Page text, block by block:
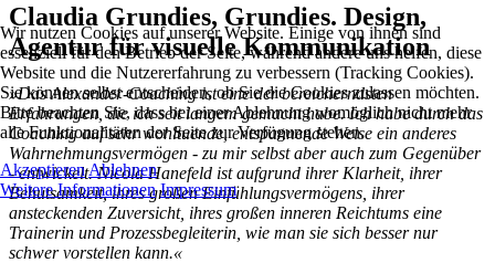
Claudia Grundies, Grundies. Design,
Agentur für visuelle Kommunikation
»Das Alexander-Coaching ist eine der bereicherndsten
Erfahrungen, die ich seit langem gemacht habe. Ich habe durch das
Coaching auf sehr wohltuende, entspannende Weise ein anderes
Wahrnehmungsvermögen - zu mir selbst aber auch zum Gegenüber
- entwickelt. Nicola Hanefeld ist aufgrund ihrer Klarheit, ihrer
Behutsamkeit, ihres großen Einfühlungsvermögens, ihrer
ansteckenden Zuversicht, ihres großen inneren Reichtums eine
Trainerin und Prozessbegleiterin, wie man sie sich besser nur
schwer vorstellen kann.«
Wir nutzen Cookies auf unserer Website. Einige von ihnen sind
essenziell für den Betrieb der Seite, während andere uns helfen, diese
Website und die Nutzererfahrung zu verbessern (Tracking Cookies).
Sie können selbst entscheiden, ob Sie die Cookies zulassen möchten.
Bitte beachten Sie, dass bei einer Ablehnung womöglich nicht mehr
alle Funktionalitäten der Seite zur Verfügung stehen.
AkzeptierenAblehnen
Weitere Informationen Impressum